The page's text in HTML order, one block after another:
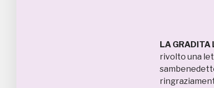
LA GRADITA
rivolto una